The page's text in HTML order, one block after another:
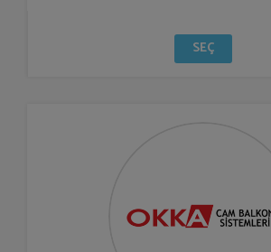
SEÇ